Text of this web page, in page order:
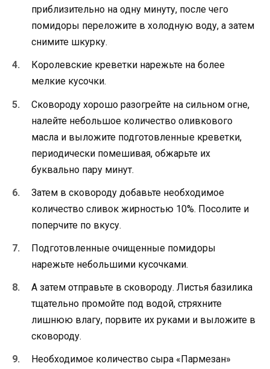
приблизительно на одну минуту, после чего
помидоры переложите в холодную воду, а затем
снимите шкурку.
Королевские креветки нарежьте на более
мелкие кусочки.
Сковороду хорошо разогрейте на сильном огне,
налейте небольшое количество оливкового
масла и выложите подготовленные креветки,
периодически помешивая, обжарьте их
буквально пару минут.
Затем в сковороду добавьте необходимое
количество сливок жирностью 10%. Посолите и
поперчите по вкусу.
Подготовленные очищенные помидоры
нарежьте небольшими кусочками.
А затем отправьте в сковороду. Листья базилика
тщательно промойте под водой, стряхните
лишнюю влагу, порвите их руками и выложите в
сковороду.
Необходимое количество сыра «Пармезан»